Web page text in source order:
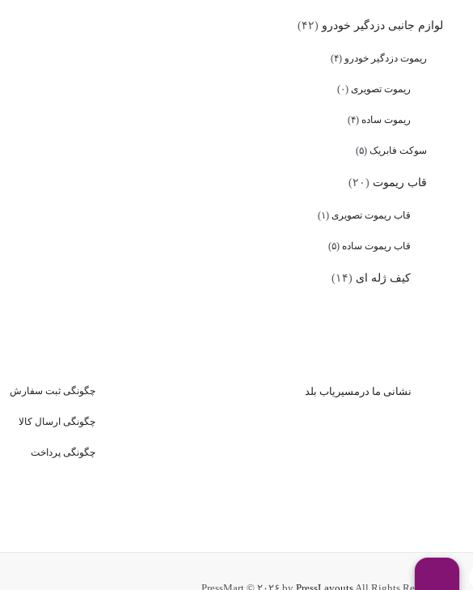
لوازم جانبی دزدگیر خودرو (۴۲)
ریموت دزدگیر خودرو (۴)
ریموت تصویری (۰)
ریموت ساده (۴)
سوکت فابریک (۵)
قاب ریموت (۲۰)
قاب ریموت تصویری (۱)
قاب ریموت ساده (۵)
کیف ژله ای (۱۴)
نشانی ما درمسیریاب بلد چگونگی ثبت سفارش
چگونگی ارسال کالا
چگونگی پرداخت